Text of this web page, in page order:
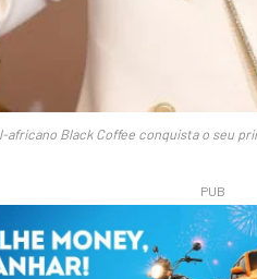
africano Black Coffee conquista o seu
PUB